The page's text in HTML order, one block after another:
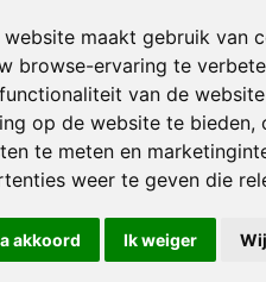
website maakt gebruik van
browse-ervaring te
van de
op de website te bieden,
te meten en
weer te geven die
akkoord Ik weiger
Opruimen Van
Opruimen Van
Opruimen Van